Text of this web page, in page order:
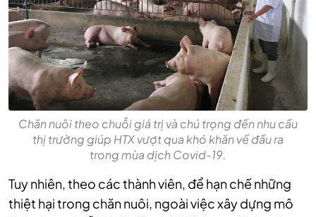
Chăn nuôi theo chuỗi giá trị và chú trọng đến nhu cầu
thị trường giúp HTX vượt qua khó khăn về đầu ra
trong mùa dịch Covid-19.
Tuy nhiên, theo các thành viên, để hạn chế những
thiệt hại trong chăn nuôi, ngoài việc xây dựng mô